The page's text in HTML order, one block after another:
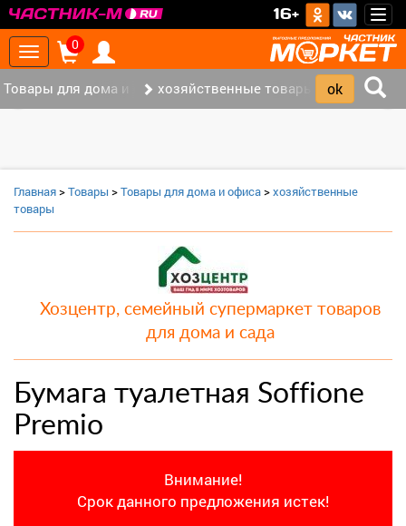
16+
Toggle
navigation
0
Товары для дома и офиса (8)хозяйственные товары (3)
Главная>Товары >Товары для дома и офиса>хозяйственные
товары
Хозцентр, семейный супермаркет товаров
для дома и сада
Бумага туалетная Soffione
Premio
Внимание!
Срок данного предложения истек!
‹ ›